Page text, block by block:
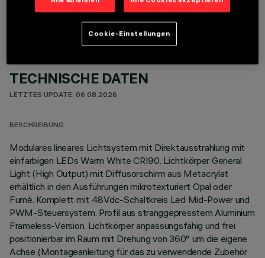
TECHNISCHE DATEN
LETZTES UPDATE: 06.08.2026
BESCHREIBUNG
Modulares lineares Lichtsystem mit Direktausstrahlung mit
einfarbigen LEDs Warm White CRI90. Lichtkörper General
Light (High Output) mit Diffusorschirm aus Metacrylat
erhältlich in den Ausführungen mikrotexturiert Opal oder
Fumè. Komplett mit 48Vdc-Schaltkreis Led Mid-Power und
PWM-Steuersystem. Profil aus stranggepresstem Aluminium
Frameless-Version. Lichtkörper anpassungsfähig und frei
positionierbar im Raum mit Drehung von 360° um die eigene
Achse (Montageanleitung für das zu verwendende Zubehör
Cookie-Einstellungen